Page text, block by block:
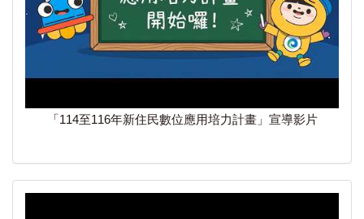
「114至116年新住民數位應用培力計畫」宣導影片